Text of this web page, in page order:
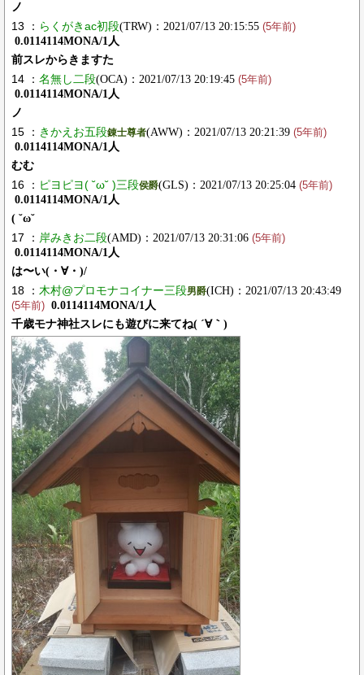
ノ
13 ： らくがきac初段(TRW)：2021/07/13 20:15:55 (5年前)
0.0114114MONA/1人
前スレからきますた
14 ： 名無し二段(OCA)：2021/07/13 20:19:45 (5年前)
0.0114114MONA/1人
ノ
15 ： きかえお五段錬士尊者(AWW)：2021/07/13 20:21:39 (5年前)
0.0114114MONA/1人
むむ
16 ： ピヨピヨ( ˘ω˘ )三段侯爵(GLS)：2021/07/13 20:25:04 (5年前)
0.0114114MONA/1人
( ˘ω˘
17 ： 岸みきお二段(AMD)：2021/07/13 20:31:06 (5年前)
0.0114114MONA/1人
は〜い(・∀・)/
18 ： 木村@プロモナコイナー三段男爵(ICH)：2021/07/13 20:43:49
(5年前) 0.0114114MONA/1人
千歳モナ神社スレにも遊びに来てね( ´∀｀)